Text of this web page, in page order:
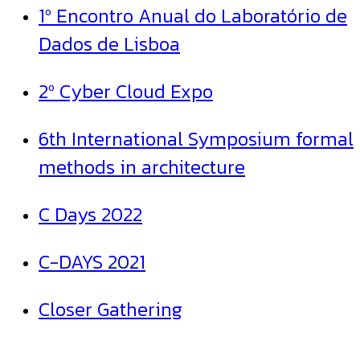
1º Encontro Anual do Laboratório de
Dados de Lisboa
2º Cyber Cloud Expo
6th International Symposium formal
methods in architecture
C Days 2022
C-DAYS 2021
Closer Gathering